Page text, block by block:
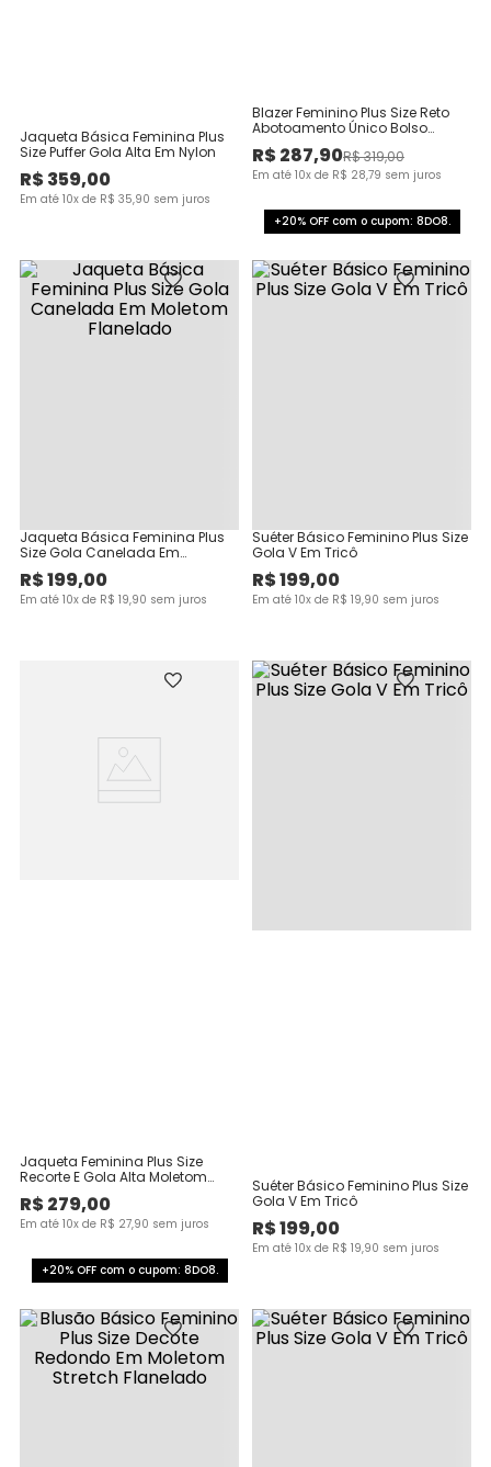
Jaqueta Básica Feminina Plus
Size Puffer Gola Alta Em Nylon
R$359,00
Em até 10x de R$ 35,90 sem juros
Blazer Feminino Plus Size Reto
Abotoamento Único Bolso
Funcional Alfaiataria
R$287,90R$319,00
Em até 10x de R$ 28,79 sem juros
+20% OFF com o cupom: 8DO8.
Jaqueta Básica Feminina Plus
Size Gola Canelada Em
Moletom Flanelado
R$199,00
Em até 10x de R$ 19,90 sem juros
Suéter Básico Feminino Plus Size
Gola V Em Tricô
R$199,00
Em até 10x de R$ 19,90 sem juros
Jaqueta Feminina Plus Size
Recorte E Gola Alta Moletom
Mesclado Flanelado
R$279,00
Em até 10x de R$ 27,90 sem juros
+20% OFF com o cupom: 8DO8.
Suéter Básico Feminino Plus Size
Gola V Em Tricô
R$199,00
Em até 10x de R$ 19,90 sem juros